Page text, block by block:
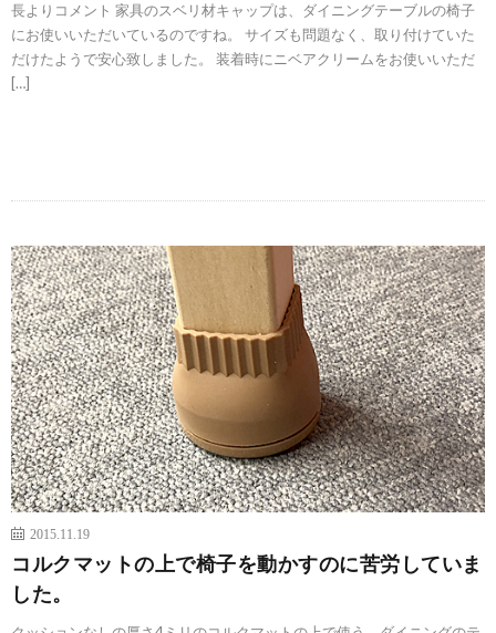
長よりコメント 家具のスベリ材キャップは、ダイニングテーブルの椅子
にお使いいただいているのですね。 サイズも問題なく、取り付けていた
だけたようで安心致しました。 装着時にニベアクリームをお使いいただ
[…]
2015.11.19
コルクマットの上で椅子を動かすのに苦労していま
した。